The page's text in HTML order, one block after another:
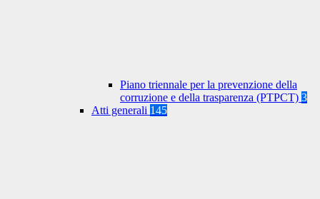
Piano triennale per la prevenzione della
corruzione e della trasparenza (PTPCT) 3
Atti generali 145